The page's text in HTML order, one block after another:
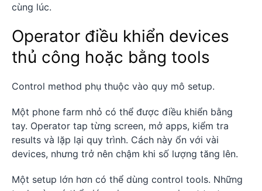
cùng lúc.
Operator điều khiển devices
thủ công hoặc bằng tools
Control method phụ thuộc vào quy mô setup.
Một phone farm nhỏ có thể được điều khiển bằng
tay. Operator tap từng screen, mở apps, kiểm tra
results và lặp lại quy trình. Cách này ổn với vài
devices, nhưng trở nên chậm khi số lượng tăng lên.
Một setup lớn hơn có thể dùng control tools. Những